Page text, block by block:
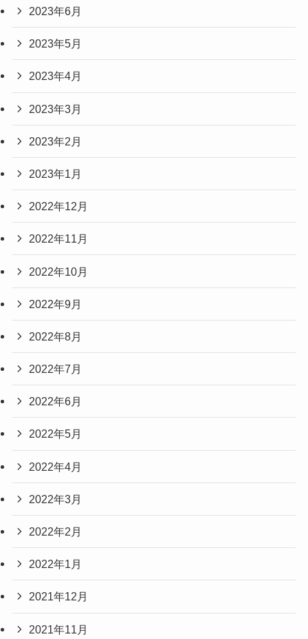
2023年6月
2023年5月
2023年4月
2023年3月
2023年2月
2023年1月
2022年12月
2022年11月
2022年10月
2022年9月
2022年8月
2022年7月
2022年6月
2022年5月
2022年4月
2022年3月
2022年2月
2022年1月
2021年12月
2021年11月